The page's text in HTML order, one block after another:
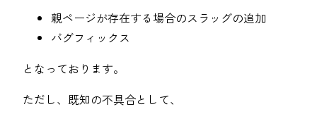
親ページが存在する場合のスラッグの追加
バグフィックス
となっております。
ただし、既知の不具合として、